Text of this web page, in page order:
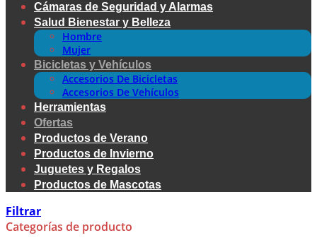
Cámaras de Seguridad y Alarmas
Salud Bienestar y Belleza
Hombre
Mujer
Bicicletas y Vehículos
Accesorios De Bicicletas
Accesorios De Vehículos
Herramientas
Ofertas
Productos de Verano
Productos de Invierno
Juguetes y Regalos
Productos de Mascotas
Filtrar
Categorías de producto